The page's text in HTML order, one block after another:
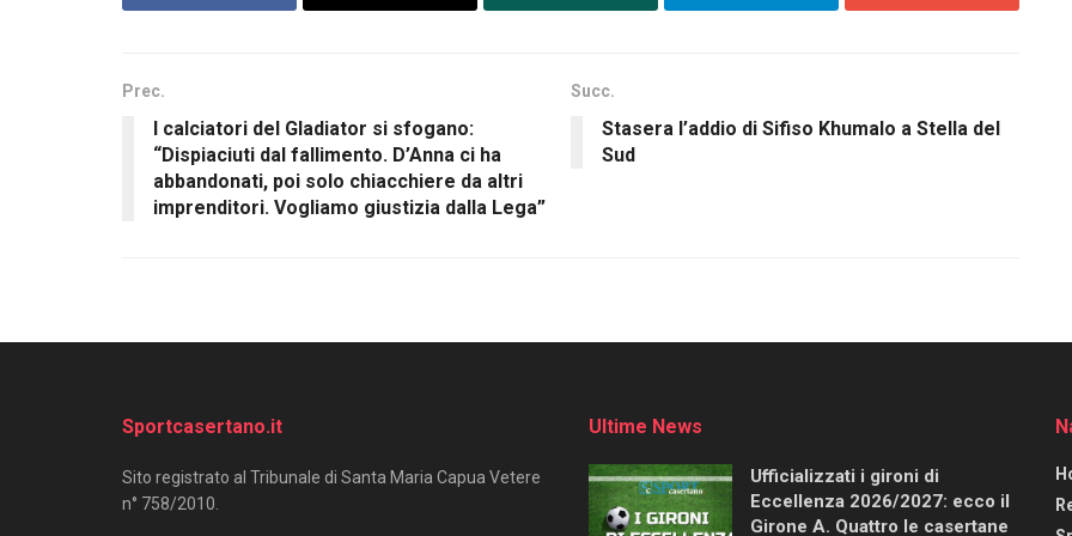
Prec.
I calciatori del Gladiator si sfogano:
“Dispiaciuti dal fallimento. D’Anna ci ha
abbandonati, poi solo chiacchiere da altri
imprenditori. Vogliamo giustizia dalla Lega”
Succ.
Stasera l’addio di Sifiso Khumalo a Stella del
Sud
Sportcasertano.it
Sito registrato al Tribunale di Santa Maria Capua Vetere
n° 758/2010.
Ultime News
Ufficializzati i gironi di
Eccellenza 2026/2027: ecco il
Girone A. Quattro le casertane